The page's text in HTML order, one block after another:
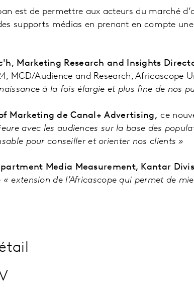
est de permettre aux acteurs du marché
supports médias en prenant en compte
Marketing Research and Insights
MCD/Audience and Research, Africascope
à la fois élargie et plus fine de nos
Marketing de Canal+ Advertising, ce
avec les audiences sur la base des
pour conseiller et orienter nos clients »
Media Measurement, Kantar
« extension de l’Africascope qui permet de